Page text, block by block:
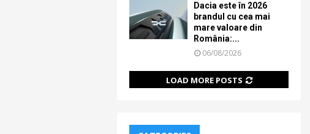
Dacia este în 2026
brandul cu cea mai
mare valoare din
România:...
06/08/2026
LOAD MORE POSTS